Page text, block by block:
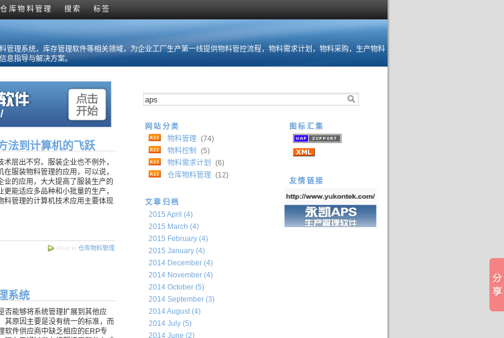
仓库物料管理 搜索 标签
管理系统，库存管理软件等相关领域，为企业工厂生产第一线提供物料管控流程，物料需求计划，物料采购，生产物料
息指导与解决方案。
法到计算机的飞跃
层出不穷。服装企业也不例外，
服装物料管理的应用，可以说，
业的应用，大大提高了服装生产的
能适应多品种和小批量的生产，
料管理的计算机技术应用主要体现
Post in 仓库物料管理
系统
否能够将系统管理扩展到其他应
其原因主要是没有统一的标准，而
软件供应商中缺乏相应的ERP专
网站分类
物料管理 (74)
物料控制
(5)
物料需求计划
(6)
仓库物料管理 (12)
文章归档
2015 April (4)
2015 March (4)
2015 February (4)
2015 January (4)
2014 December (4)
2014 November (4)
2014 October (5)
2014 September (3)
2014 August (4)
2014 July (5)
2014 June (2)
图标汇集
友情链接